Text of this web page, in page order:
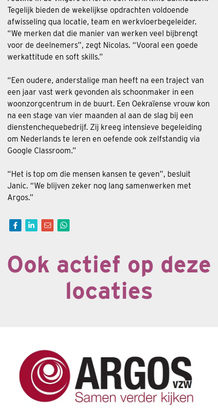
Tegelijk bieden de wekelijkse opdrachten voldoende
afwisseling qua locatie, team en werkvloerbegeleider.
“We merken dat die manier van werken veel bijbrengt
voor de deelnemers”, zegt Nicolas. “Vooral een goede
werkattitude en soft skills.”
“Een oudere, anderstalige man heeft na een traject van
een jaar vast werk gevonden als schoonmaker in een
woonzorgcentrum in de buurt. Een Oekraïense vrouw kon
na een stage van vier maanden al aan de slag bij een
dienstenchequebedrijf. Zij kreeg intensieve begeleiding
om Nederlands te leren en oefende ook zelfstandig via
Google Classroom.”
“Het is top om die mensen kansen te geven”, besluit
Janic. “We blijven zeker nog lang samenwerken met
Argos.”
Ook actief op deze
locaties